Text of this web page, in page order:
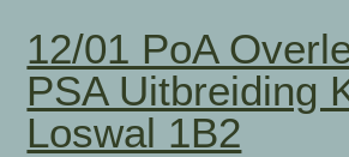
12/01 PoA
PSA Uitbreiding
Loswal 1B2